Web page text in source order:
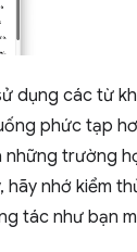
dụng các từ
phức tạp
những trường
hãy nhớ kiểm
tác như bạn